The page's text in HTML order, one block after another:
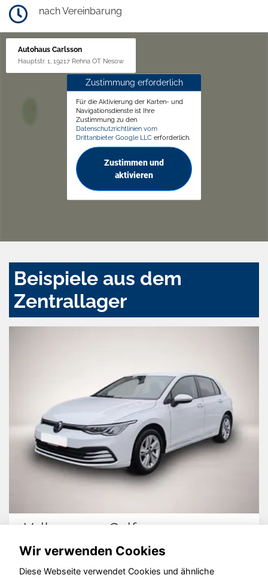
nach Vereinbarung
Autohaus Carlsson
Hauptstr. 1, 19217 Rehna OT Nesow
Zustimmung erforderlich
Für die Aktivierung der Karten- und
Navigationsdienste ist Ihre
Zustimmung zu den
Datenschutzrichtlinien vom
Drittanbieter Google LLC erforderlich.
Zustimmen und
aktivieren
Beispiele aus dem
Zentrallager
Volkswagen Golf
Wir verwenden Cookies
Diese Webseite verwendet Cookies und ähnliche